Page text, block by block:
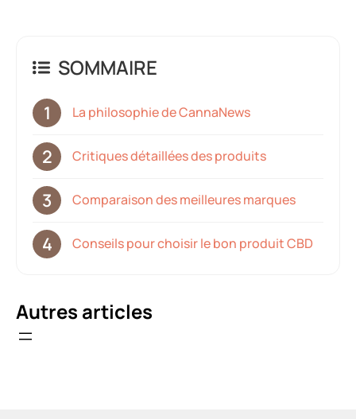
SOMMAIRE
La philosophie de CannaNews
Critiques détaillées des produits
Comparaison des meilleures marques
Conseils pour choisir le bon produit CBD
Autres articles